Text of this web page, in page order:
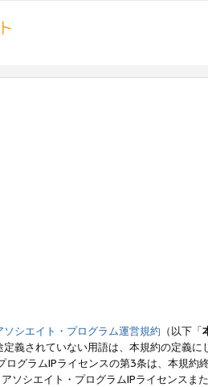
ソシエイト・プログラム運営規約 （以下「
義されていない用語は、本規約の定義に
グラムIPライセンスの第3条は、本規約
ソシエイト・プログラムIPライセンスま